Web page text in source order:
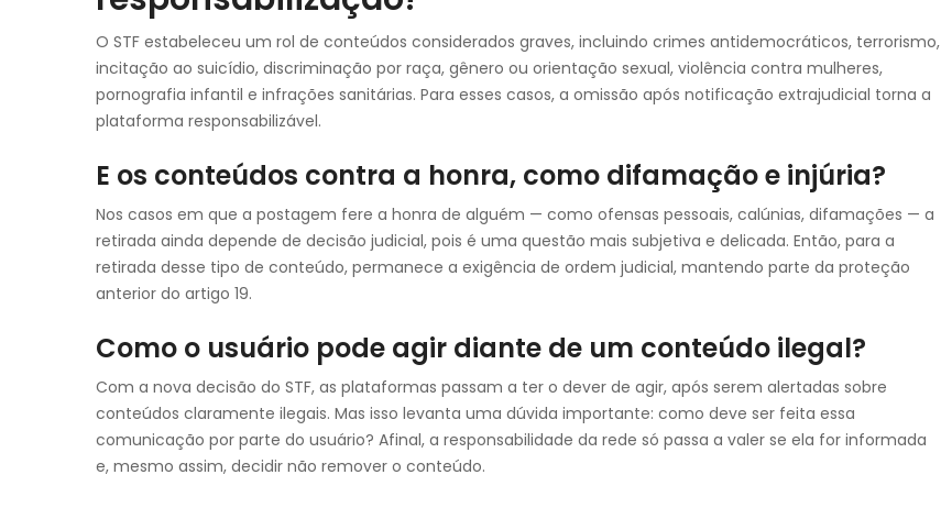
O STF estabeleceu um rol de conteúdos considerados graves, incluindo crimes antidemocráticos, terrorismo,
incitação ao suicídio, discriminação por raça, gênero ou orientação sexual, violência contra mulheres,
pornografia infantil e infrações sanitárias. Para esses casos, a omissão após notificação extrajudicial torna a
plataforma responsabilizável.
E os conteúdos contra a honra, como difamação e injúria?
Nos casos em que a postagem fere a honra de alguém — como ofensas pessoais, calúnias, difamações — a
retirada ainda depende de decisão judicial, pois é uma questão mais subjetiva e delicada. Então, para a
retirada desse tipo de conteúdo, permanece a exigência de ordem judicial, mantendo parte da proteção
anterior do artigo 19.
Como o usuário pode agir diante de um conteúdo ilegal?
Com a nova decisão do STF, as plataformas passam a ter o dever de agir, após serem alertadas sobre
conteúdos claramente ilegais. Mas isso levanta uma dúvida importante: como deve ser feita essa
comunicação por parte do usuário? Afinal, a responsabilidade da rede só passa a valer se ela for informada
e, mesmo assim, decidir não remover o conteúdo.